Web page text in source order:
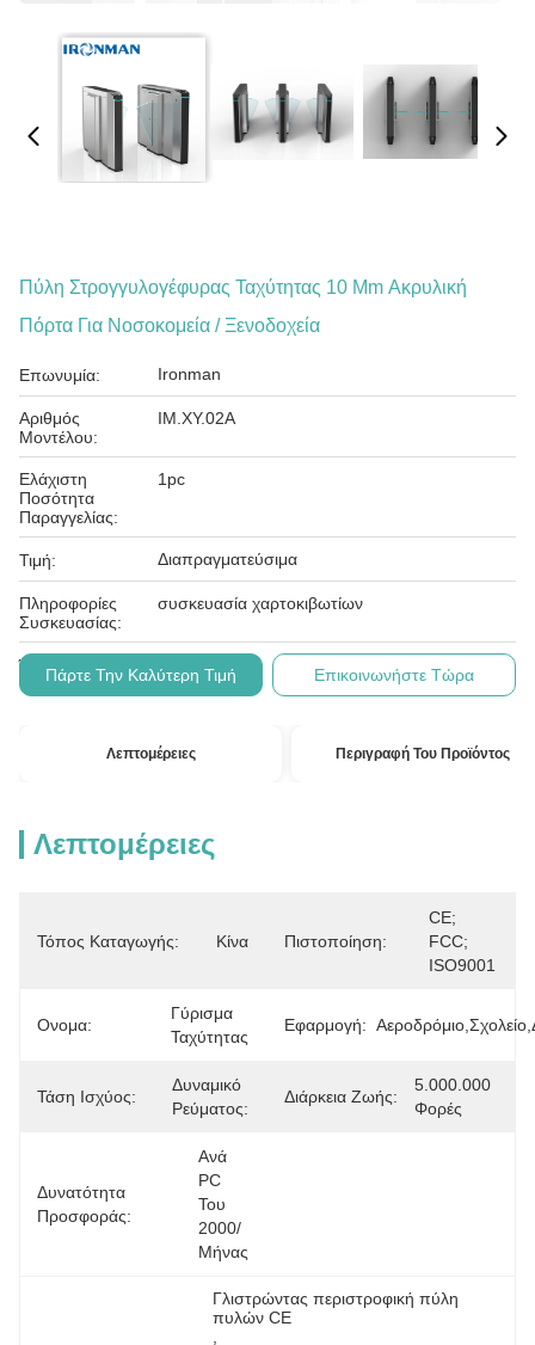
Πύλη Στρογγυλογέφυρας Ταχύτητας 10 Mm Ακρυλική
Πόρτα Για Νοσοκομεία / Ξενοδοχεία
Επωνυμία: Ironman
Αριθμός
Μοντέλου:
IM.XY.02A
Ελάχιστη
Ποσότητα
Παραγγελίας:
1pc
Τιμή: Διαπραγματεύσιμα
Πληροφορίες
Συσκευασίας:
συσκευασία χαρτοκιβωτίων
Όροι Πληρωμής:
Πάρτε Την Καλύτερη Τιμή Επικοινωνήστε Τώρα
Λεπτομέρειες Περιγραφή Του Προϊόντος
Λεπτομέρειες
Τόπος Καταγωγής: Κίνα Πιστοποίηση:
CE;
FCC;
ISO9001
Ονομα:
Γύρισμα
Ταχύτητας
Εφαρμογή:
Τάση Ισχύος:
Δυναμικό
Ρεύματος:
Διάρκεια Ζωής:
5.000.000
Φορές
Δυνατότητα
Προσφοράς:
Ανά
PC
Του
2000/
Μήνας
Γλιστρώντας περιστροφική πύλη
πυλών CE